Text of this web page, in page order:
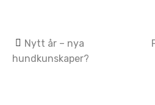
Post
navigation
Nytt år – nya
hundkunskaper?